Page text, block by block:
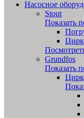
Насосное
Stout
Показать
Grundfos
Показать